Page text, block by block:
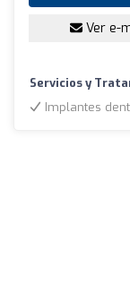
Ver e-
Servicios y
Implantes